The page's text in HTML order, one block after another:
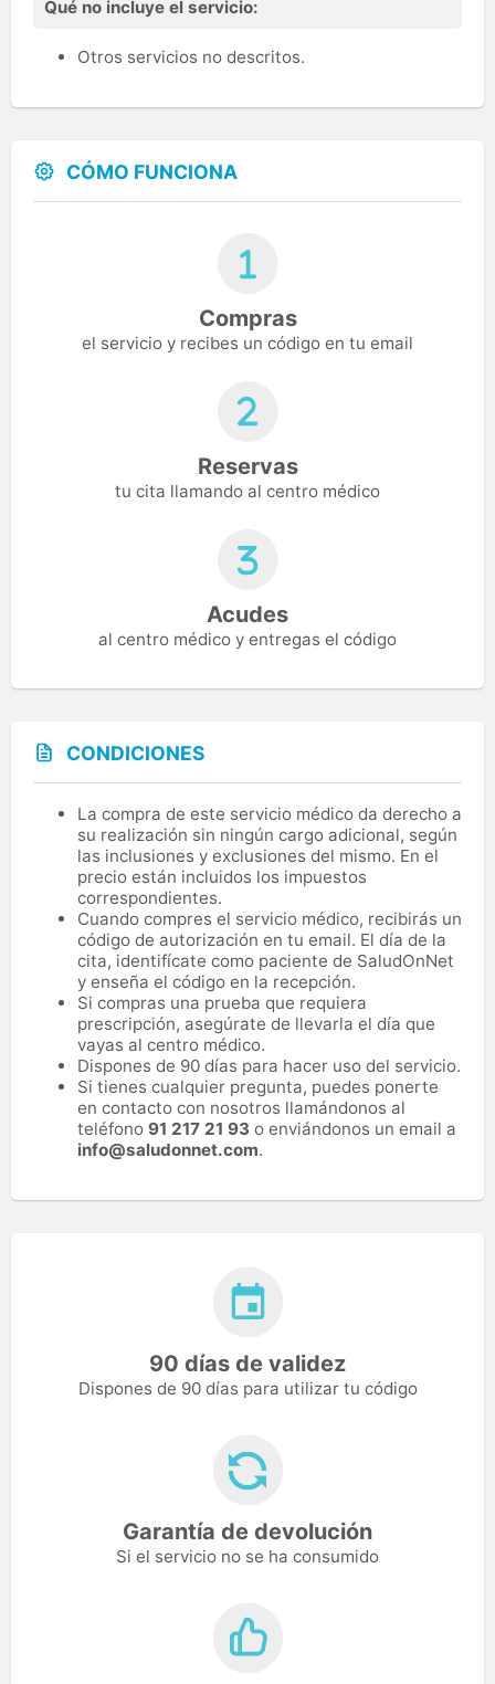
Qué no incluye el servicio:
Otros servicios no descritos.
CÓMO FUNCIONA
Compras
el servicio y recibes un código en tu email
Reservas
tu cita llamando al centro médico
Acudes
al centro médico y entregas el código
CONDICIONES
La compra de este servicio médico da derecho a
su realización sin ningún cargo adicional, según
las inclusiones y exclusiones del mismo. En el
precio están incluidos los impuestos
correspondientes.
Cuando compres el servicio médico, recibirás un
código de autorización en tu email. El día de la
cita, identifícate como paciente de SaludOnNet
y enseña el código en la recepción.
Si compras una prueba que requiera
prescripción, asegúrate de llevarla el día que
vayas al centro médico.
Dispones de 90 días para hacer uso del servicio.
Si tienes cualquier pregunta, puedes ponerte
en contacto con nosotros llamándonos al
teléfono 91 217 21 93 o enviándonos un email a
info@saludonnet.com.
90 días de validez
Dispones de 90 días para utilizar tu código
Garantía de devolución
Si el servicio no se ha consumido